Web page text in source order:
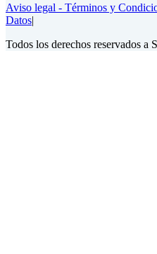
Aviso legal - Términos y
Datos|
Todos los derechos reservados a